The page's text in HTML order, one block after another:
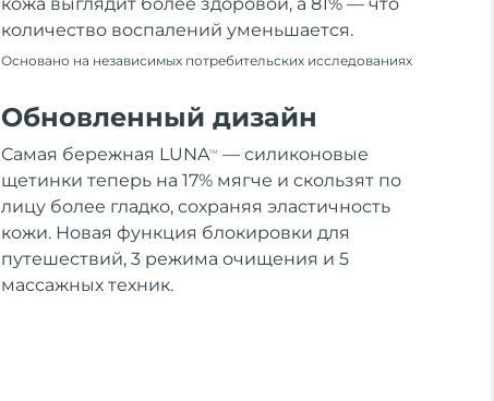
кожа выглядит более здоровой, а 81% — что
количество воспалений уменьшается.
Основано на независимых потребительских исследованиях
Обновленный дизайн
Самая бережная LUNATM
— силиконовые
щетинки теперь на 17% мягче и скользят по
лицу более гладко, сохраняя эластичность
кожи. Новая функция блокировки для
путешествий, 3 режима очищения и 5
массажных техник.